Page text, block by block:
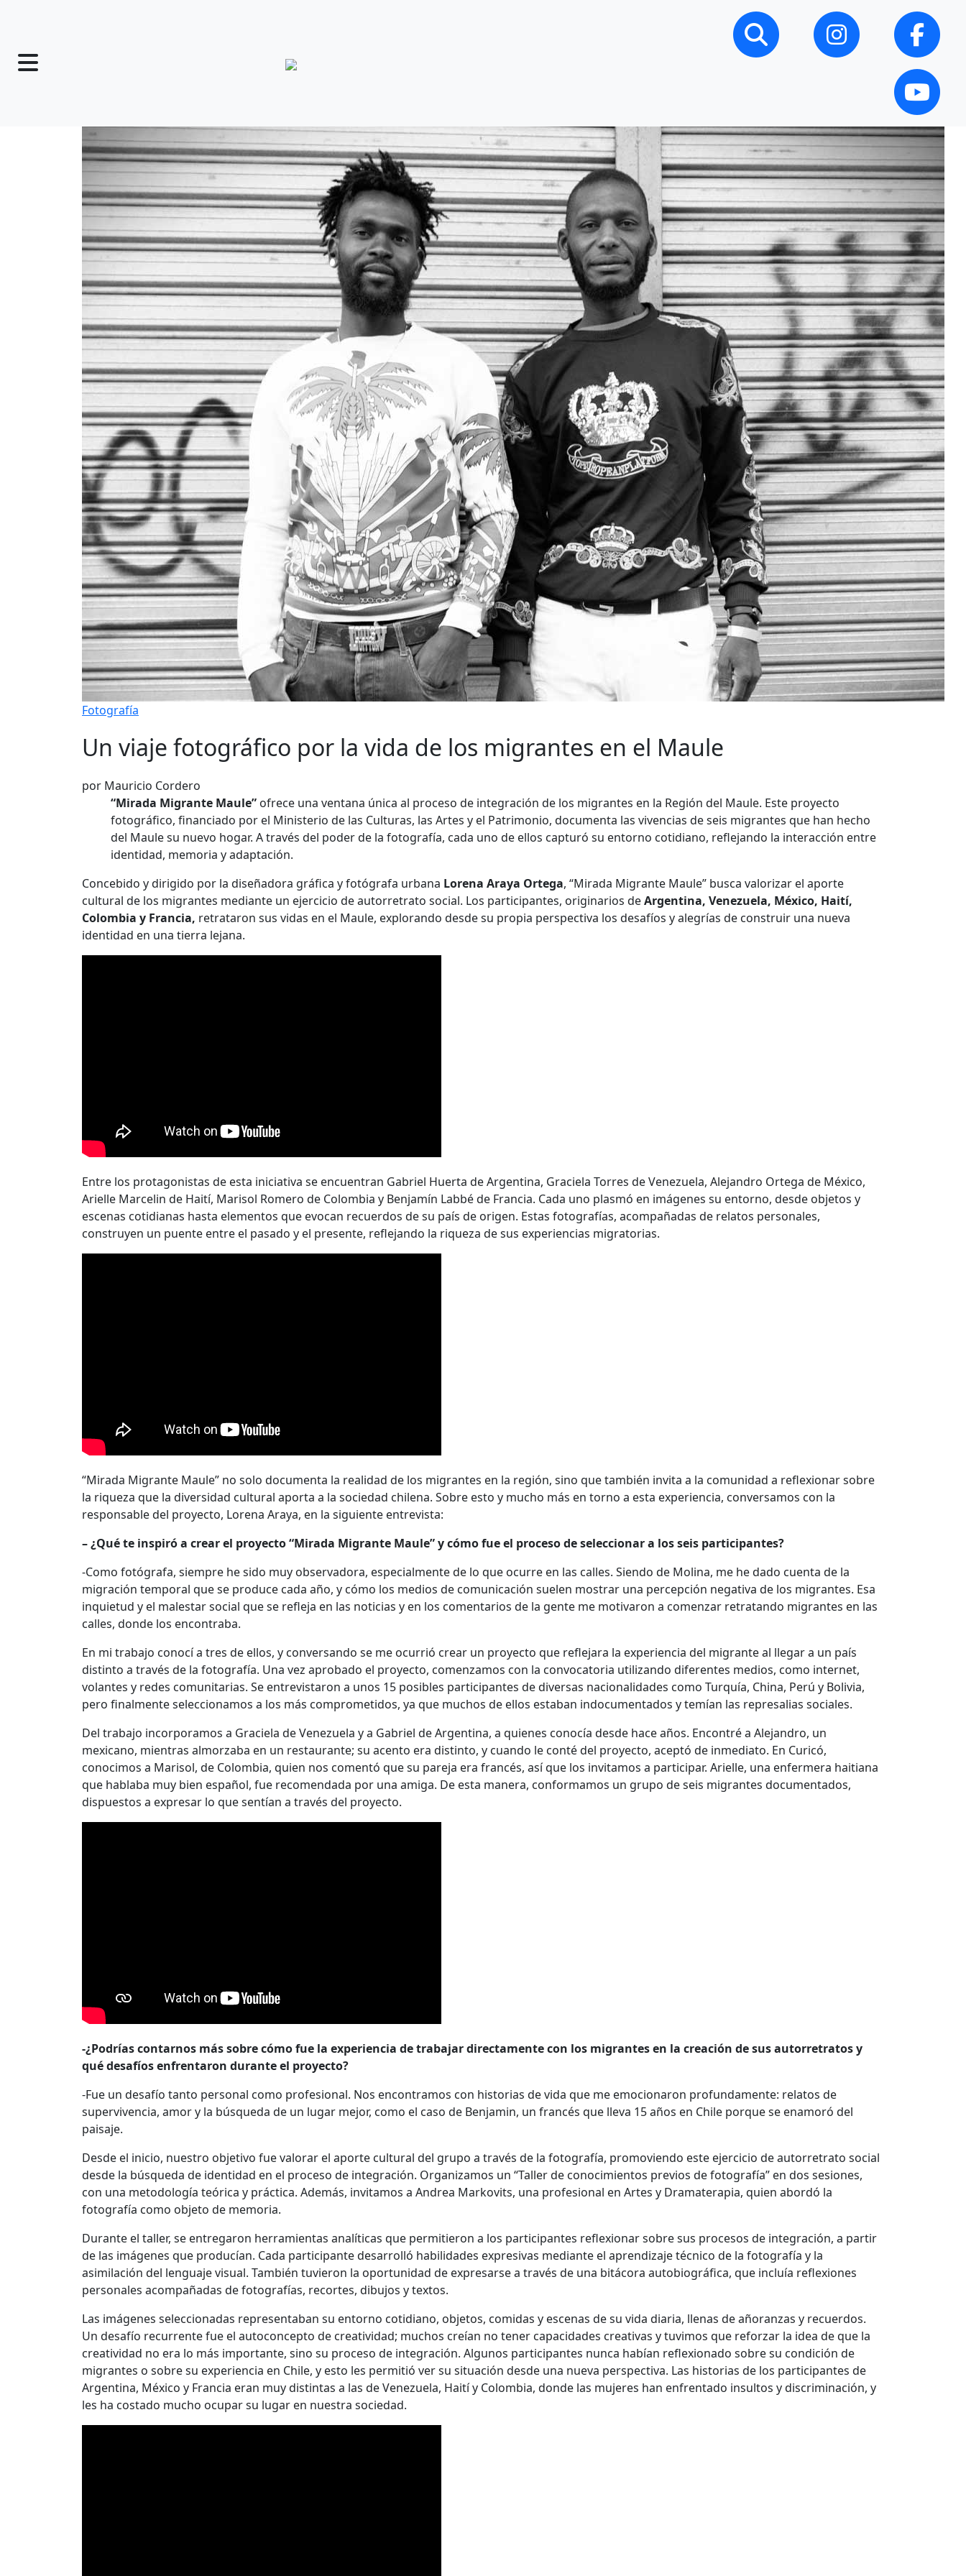
Fotografía
Un viaje fotográfico por la vida de los migrantes en el Maule
por Mauricio Cordero
“Mirada Migrante Maule” ofrece una ventana única al proceso de integración de los migrantes en la Región del Maule. Este proyecto
fotográfico, financiado por el Ministerio de las Culturas, las Artes y el Patrimonio, documenta las vivencias de seis migrantes que han hecho
del Maule su nuevo hogar. A través del poder de la fotografía, cada uno de ellos capturó su entorno cotidiano, reflejando la interacción entre
identidad, memoria y adaptación.
Concebido y dirigido por la diseñadora gráfica y fotógrafa urbana Lorena Araya Ortega, “Mirada Migrante Maule” busca valorizar el aporte
cultural de los migrantes mediante un ejercicio de autorretrato social. Los participantes, originarios deArgentina, Venezuela, México, Haití,
Colombia y Francia, retrataron sus vidas en el Maule, explorando desde su propia perspectiva los desafíos y alegrías de construir una nueva
identidad en una tierra lejana.
Entre los protagonistas de esta iniciativa se encuentran Gabriel Huerta de Argentina, Graciela Torres de Venezuela, Alejandro Ortega de México,
Arielle Marcelin de Haití, Marisol Romero de Colombia y Benjamín Labbé de Francia. Cada uno plasmó en imágenes su entorno, desde objetos y
escenas cotidianas hasta elementos que evocan recuerdos de su país de origen. Estas fotografías, acompañadas de relatos personales,
construyen un puente entre el pasado y el presente, reflejando la riqueza de sus experiencias migratorias.
“Mirada Migrante Maule” no solo documenta la realidad de los migrantes en la región, sino que también invita a la comunidad a reflexionar sobre
la riqueza que la diversidad cultural aporta a la sociedad chilena. Sobre esto y mucho más en torno a esta experiencia, conversamos con la
responsable del proyecto, Lorena Araya, en la siguiente entrevista:
– ¿Qué te inspiró a crear el proyecto “Mirada Migrante Maule” y cómo fue el proceso de seleccionar a los seis participantes?
-Como fotógrafa, siempre he sido muy observadora, especialmente de lo que ocurre en las calles. Siendo de Molina, me he dado cuenta de la
migración temporal que se produce cada año, y cómo los medios de comunicación suelen mostrar una percepción negativa de los migrantes. Esa
inquietud y el malestar social que se refleja en las noticias y en los comentarios de la gente me motivaron a comenzar retratando migrantes en las
calles, donde los encontraba.
En mi trabajo conocí a tres de ellos, y conversando se me ocurrió crear un proyecto que reflejara la experiencia del migrante al llegar a un país
distinto a través de la fotografía. Una vez aprobado el proyecto, comenzamos con la convocatoria utilizando diferentes medios, como internet,
volantes y redes comunitarias. Se entrevistaron a unos 15 posibles participantes de diversas nacionalidades como Turquía, China, Perú y Bolivia,
pero finalmente seleccionamos a los más comprometidos, ya que muchos de ellos estaban indocumentados y temían las represalias sociales.
Del trabajo incorporamos a Graciela de Venezuela y a Gabriel de Argentina, a quienes conocía desde hace años. Encontré a Alejandro, un
mexicano, mientras almorzaba en un restaurante; su acento era distinto, y cuando le conté del proyecto, aceptó de inmediato. En Curicó,
conocimos a Marisol, de Colombia, quien nos comentó que su pareja era francés, así que los invitamos a participar. Arielle, una enfermera haitiana
que hablaba muy bien español, fue recomendada por una amiga. De esta manera, conformamos un grupo de seis migrantes documentados,
dispuestos a expresar lo que sentían a través del proyecto.
-¿Podrías contarnos más sobre cómo fue la experiencia de trabajar directamente con los migrantes en la creación de sus autorretratos y
qué desafíos enfrentaron durante el proyecto?
-Fue un desafío tanto personal como profesional. Nos encontramos con historias de vida que me emocionaron profundamente: relatos de
supervivencia, amor y la búsqueda de un lugar mejor, como el caso de Benjamin, un francés que lleva 15 años en Chile porque se enamoró del
paisaje.
Desde el inicio, nuestro objetivo fue valorar el aporte cultural del grupo a través de la fotografía, promoviendo este ejercicio de autorretrato social
desde la búsqueda de identidad en el proceso de integración. Organizamos un “Taller de conocimientos previos de fotografía” en dos sesiones,
con una metodología teórica y práctica. Además, invitamos a Andrea Markovits, una profesional en Artes y Dramaterapia, quien abordó la
fotografía como objeto de memoria.
Durante el taller, se entregaron herramientas analíticas que permitieron a los participantes reflexionar sobre sus procesos de integración, a partir
de las imágenes que producían. Cada participante desarrolló habilidades expresivas mediante el aprendizaje técnico de la fotografía y la
asimilación del lenguaje visual. También tuvieron la oportunidad de expresarse a través de una bitácora autobiográfica, que incluía reflexiones
personales acompañadas de fotografías, recortes, dibujos y textos.
Las imágenes seleccionadas representaban su entorno cotidiano, objetos, comidas y escenas de su vida diaria, llenas de añoranzas y recuerdos.
Un desafío recurrente fue el autoconcepto de creatividad; muchos creían no tener capacidades creativas y tuvimos que reforzar la idea de que la
creatividad no era lo más importante, sino su proceso de integración. Algunos participantes nunca habían reflexionado sobre su condición de
migrantes o sobre su experiencia en Chile, y esto les permitió ver su situación desde una nueva perspectiva. Las historias de los participantes de
Argentina, México y Francia eran muy distintas a las de Venezuela, Haití y Colombia, donde las mujeres han enfrentado insultos y discriminación, y
les ha costado mucho ocupar su lugar en nuestra sociedad.